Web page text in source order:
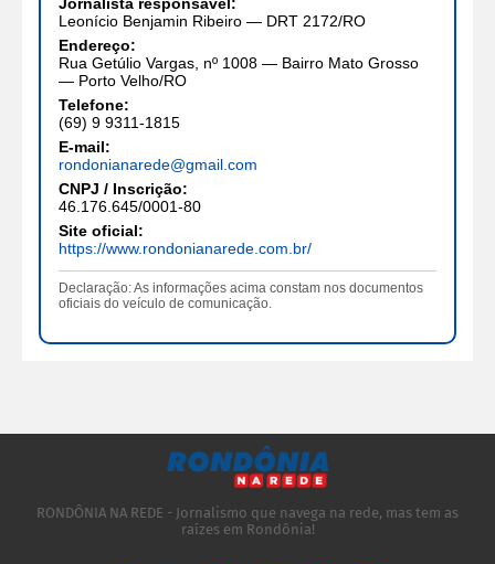
Jornalista responsável:
Leonício Benjamin Ribeiro — DRT 2172/RO
Endereço:
Rua Getúlio Vargas, nº 1008 — Bairro Mato Grosso
— Porto Velho/RO
Telefone:
(69) 9 9311-1815
E-mail:
rondonianarede@gmail.com
CNPJ / Inscrição:
46.176.645/0001-80
Site oficial:
https://www.rondonianarede.com.br/
Declaração: As informações acima constam nos documentos
oficiais do veículo de comunicação.
RONDÔNIA NA REDE - Jornalismo que navega na rede, mas tem as
raízes em Rondônia!